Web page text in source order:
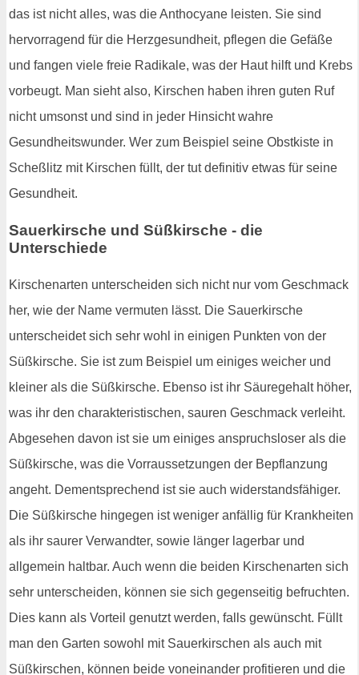
das ist nicht alles, was die Anthocyane leisten. Sie sind
hervorragend für die Herzgesundheit, pflegen die Gefäße
und fangen viele freie Radikale, was der Haut hilft und Krebs
vorbeugt. Man sieht also, Kirschen haben ihren guten Ruf
nicht umsonst und sind in jeder Hinsicht wahre
Gesundheitswunder. Wer zum Beispiel seine Obstkiste in
Scheßlitz mit Kirschen füllt, der tut definitiv etwas für seine
Gesundheit.
Sauerkirsche und Süßkirsche - die
Unterschiede
Kirschenarten unterscheiden sich nicht nur vom Geschmack
her, wie der Name vermuten lässt. Die Sauerkirsche
unterscheidet sich sehr wohl in einigen Punkten von der
Süßkirsche. Sie ist zum Beispiel um einiges weicher und
kleiner als die Süßkirsche. Ebenso ist ihr Säuregehalt höher,
was ihr den charakteristischen, sauren Geschmack verleiht.
Abgesehen davon ist sie um einiges anspruchsloser als die
Süßkirsche, was die Vorraussetzungen der Bepflanzung
angeht. Dementsprechend ist sie auch widerstandsfähiger.
Die Süßkirsche hingegen ist weniger anfällig für Krankheiten
als ihr saurer Verwandter, sowie länger lagerbar und
allgemein haltbar. Auch wenn die beiden Kirschenarten sich
sehr unterscheiden, können sie sich gegenseitig befruchten.
Dies kann als Vorteil genutzt werden, falls gewünscht. Füllt
man den Garten sowohl mit Sauerkirschen als auch mit
Süßkirschen, können beide voneinander profitieren und die